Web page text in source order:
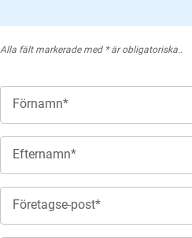
Alla fält markerade med * är obligatoriska..
Förnamn*
Efternamn*
Företagse-post*